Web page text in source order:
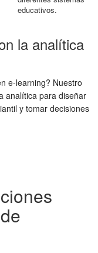
educativos.
la analítica
e-learning? Nuestro
analítica para diseñar
y tomar decisiones